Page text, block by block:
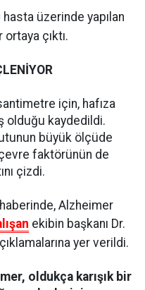
üzerinde yapılan
çıktı.
için, hafıza
olduğu kaydedildi.
büyük ölçüde
faktörünün de
çizdi.
Alzheimer
ekibin başkanı Dr.
yer verildi.
oldukça karışık bir